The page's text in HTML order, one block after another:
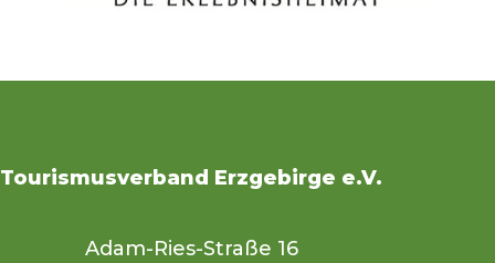
Tourismusverband Erzgebirge e.V.
Adam-Ries-Straße 16